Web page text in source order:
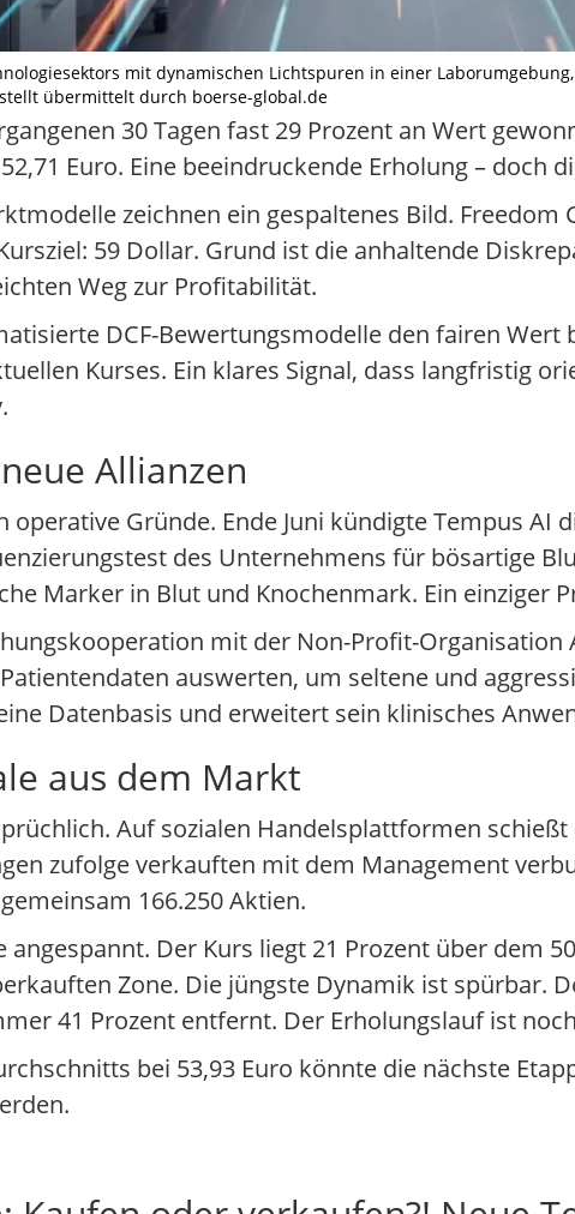
mit dynamischen Lichtspuren in einer
übermittelt durch boerse-global.de
30 Tagen fast 29 Prozent an Wert
Euro. Eine beeindruckende Erholung – doch
zeichnen ein gespaltenes Bild. Freedom
59 Dollar. Grund ist die anhaltende
Weg zur Profitabilität.
DCF-Bewertungsmodelle den fairen
Kurses. Ein klares Signal, dass langfristig
Allianzen
operative Gründe. Ende Juni kündigte Tempus AI
des Unternehmens für bösartige
Marker in Blut und Knochenmark. Ein einziger
mit der Non-Profit-Organisation
auswerten, um seltene und
Datenbasis und erweitert sein klinisches
aus dem Markt
Auf sozialen Handelsplattformen
zufolge verkauften mit dem Management
166.250 Aktien.
angespannt. Der Kurs liegt 21 Prozent über dem
Zone. Die jüngste Dynamik ist spürbar.
41 Prozent entfernt. Der Erholungslauf ist
bei 53,93 Euro könnte die nächste